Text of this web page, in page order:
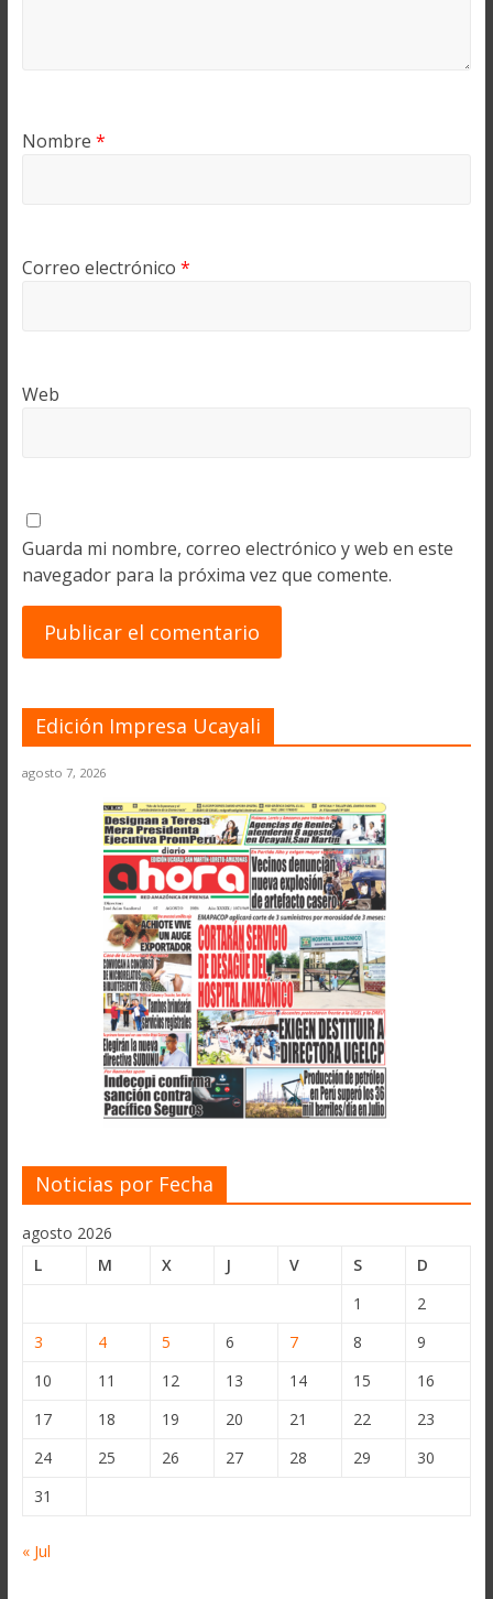
Nombre *
Correo electrónico *
Web
Guarda mi nombre, correo electrónico y web en este
navegador para la próxima vez que comente.
Edición Impresa Ucayali
agosto 7, 2026
Noticias por Fecha
agosto 2026
L
M X J V S
D
1
2
3
4 5 6 7 8
9
10
11 12 13 14 15
16
17
18 19 20 21 22
23
24
25 26 27 28 29
30
31
« Jul